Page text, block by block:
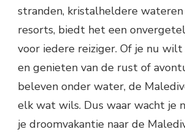
stranden, kristalheldere
resorts, biedt het een
voor iedere reiziger. Of je nu
en genieten van de rust of
beleven onder water, de
elk wat wils. Dus waar wacht je
je droomvakantie naar de